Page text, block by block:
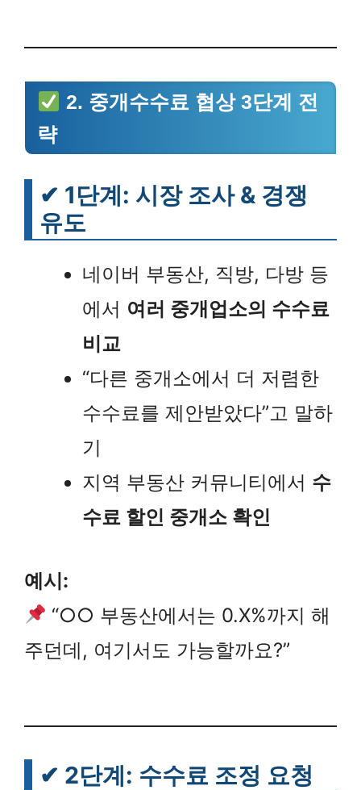
2. 중개수수료 협상 3단계 전
략
✔ 1단계: 시장 조사 & 경쟁
유도
네이버 부동산, 직방, 다방 등
에서 여러 중개업소의 수수료
비교
“다른 중개소에서 더 저렴한
수수료를 제안받았다”고 말하
기
지역 부동산 커뮤니티에서 수
수료 할인 중개소 확인
예시:
“○○ 부동산에서는 0.X%까지 해
주던데, 여기서도 가능할까요?”
✔ 2단계: 수수료 조정 요청